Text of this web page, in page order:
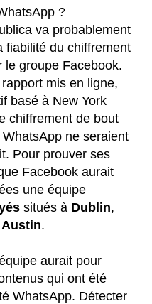
?
va probablement
fiabilité du chiffrement
le groupe Facebook.
mis en ligne,
basé à New York
chiffrement de bout
ne seraient
Pour prouver ses
Facebook aurait
une équipe
situés à Dublin,
Austin.
aurait pour
qui ont été
WhatsApp. Détecter